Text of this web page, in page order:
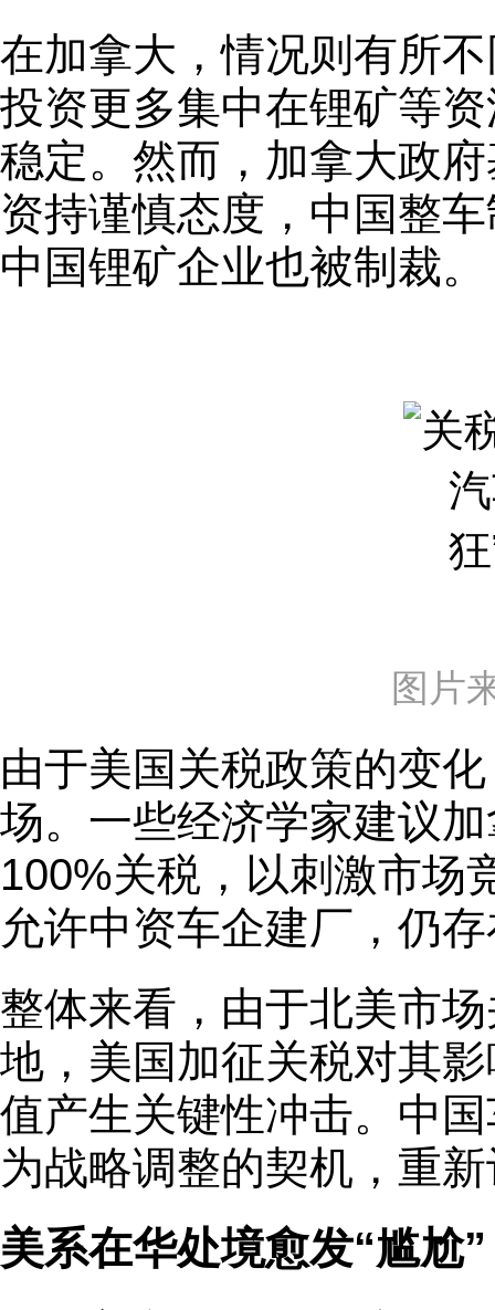
在加拿大，情况则有所
投资更多集中在锂矿等
稳定。然而，加拿大政
资持谨慎态度，中国整
中国锂矿企业也被制裁。
图片
由于美国关税政策的变
场。一些经济学家建议
100%关税，以刺激市场
允许中资车企建厂，仍
整体来看，由于北美市
地，美国加征关税对其
值产生关键性冲击。中
为战略调整的契机，重
美系在华处境愈发“尴尬”